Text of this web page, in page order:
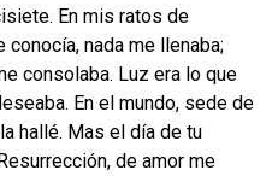
En mis ratos de
conocía, nada me llenaba;
consolaba. Luz era lo que
En el mundo, sede de
hallé. Mas el día de tu
de amor me